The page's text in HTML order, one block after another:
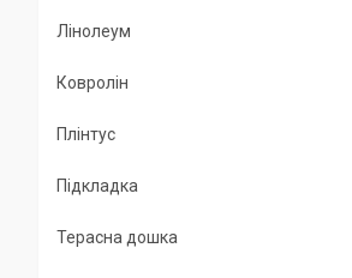
Лінолеум
Ковролін
Плінтус
Підкладка
Терасна дошка